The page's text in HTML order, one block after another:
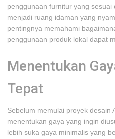
penggunaan furnitur yang
menjadi ruang idaman yang
pentingnya memahami
penggunaan produk lokal dapat
Menentukan
Tepat
Sebelum memulai proyek desain
menentukan gaya yang ingin
lebih suka gaya minimalis yang